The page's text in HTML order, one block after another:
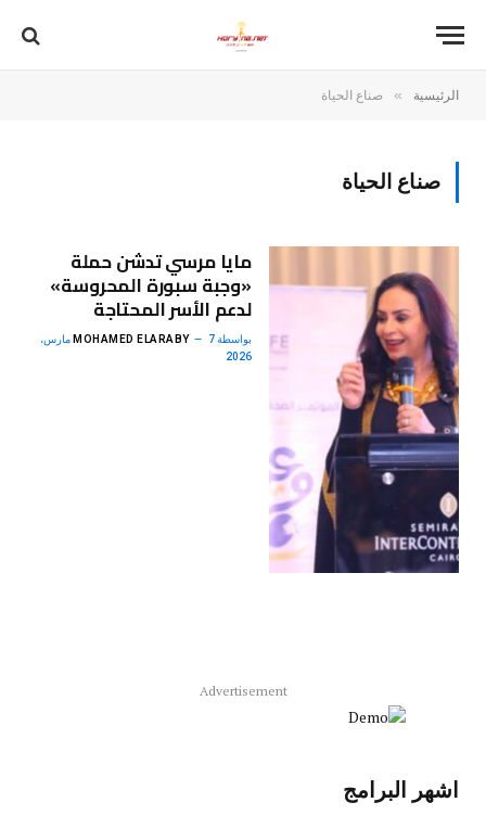
الرئيسية » صناع الحياة
صناع الحياة
مايا مرسي تدشن حملة
«وجبة سبورة المحروسة»
لدعم الأسر المحتاجة
بواسطة MOHAMED ELARABY 7 مارس،
2026
Advertisement
اشهر البرامج